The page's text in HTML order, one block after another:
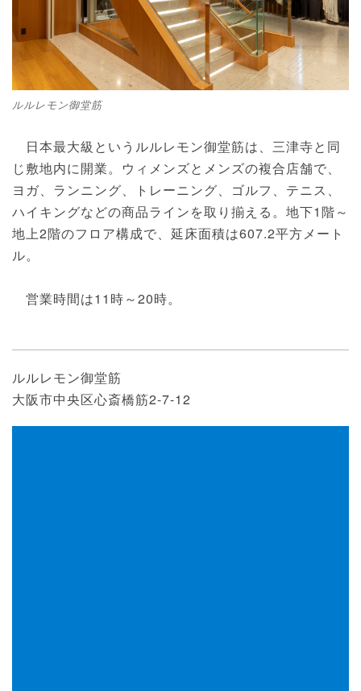
ルルレモン御堂筋
日本最大級というルルレモン御堂筋は、三津寺と同
じ敷地内に開業。ウィメンズとメンズの複合店舗で、
ヨガ、ランニング、トレーニング、ゴルフ、テニス、
ハイキングなどの商品ラインを取り揃える。地下1階～
地上2階のフロア構成で、延床面積は607.2平方メート
ル。
営業時間は11時～20時。
ルルレモン御堂筋
⼤阪市中央区⼼斎橋筋2-7-12